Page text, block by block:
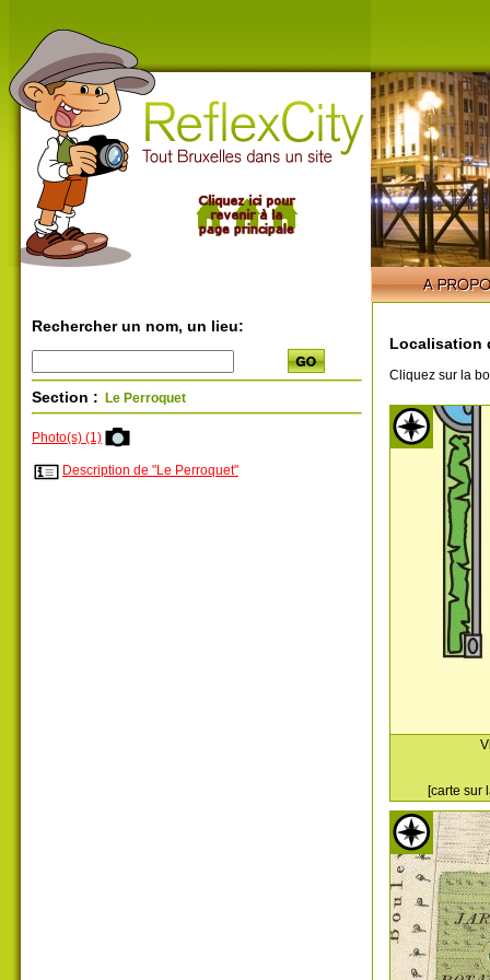
Rechercher un nom, un lieu:
Section : Le Perroquet
Photo(s) (1)
Description de "Le Perroquet"
Localisation
Cliquez sur la
[carte sur